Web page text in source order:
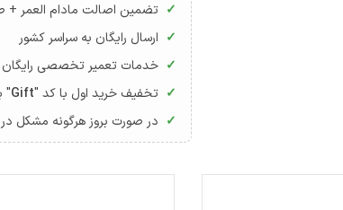
تضمین اصالت مادام العمر +
ارسال رایگان به سراسر کشور
خدمات تعمیر تخصصی رایگان
تخفیف خرید اول با کد "Gift
"
در صورت بروز هرگونه مشکل در